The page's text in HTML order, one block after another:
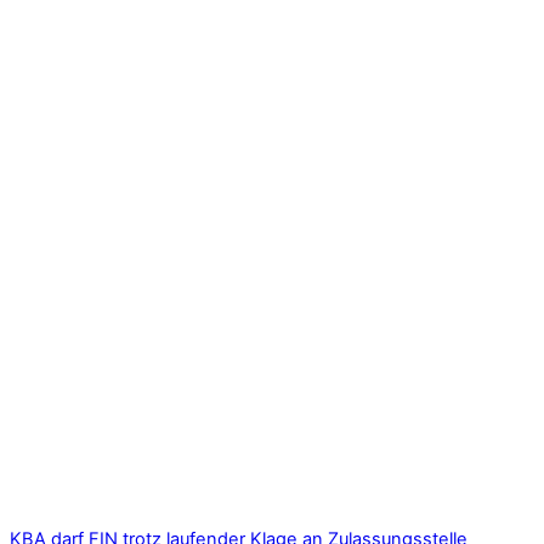
KBA darf FIN trotz laufender Klage an Zulassungsstelle